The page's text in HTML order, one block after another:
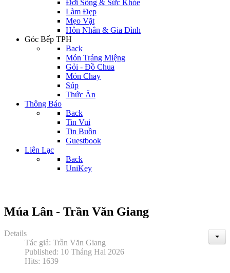
Đời Sống & Sức Khỏe
Làm Đẹp
Mẹo Vặt
Hôn Nhân & Gia Đình
Góc Bếp TPH
Back
Món Tráng Miệng
Gỏi - Đồ Chua
Món Chay
Súp
Thức Ăn
Thông Báo
Back
Tin Vui
Tin Buồn
Guestbook
Liên Lạc
Back
UniKey
Múa Lân - Trần Văn Giang
Details
Tác giả: Trần Văn Giang
Published: 10 Tháng Hai 2026
Hits: 1639